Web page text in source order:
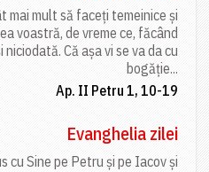
mai mult să faceți temeinice și
voastră, de vreme ce, făcând
Că așa vi se va da cu
bogăție...
Ap. II Petru 1, 10-19
Evanghelia zilei
cu Sine pe Petru și pe Iacov și